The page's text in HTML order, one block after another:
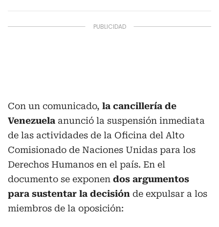
Con un comunicado, la cancillería de
Venezuela anunció la suspensión inmediata
de las actividades de la Oficina del Alto
Comisionado de Naciones Unidas para los
Derechos Humanos en el país. En el
documento se exponen dos argumentos
para sustentar la decisión de expulsar a los
miembros de la oposición: